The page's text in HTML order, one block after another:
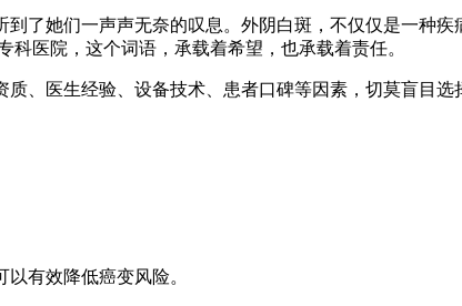
了她们一声声无奈的叹息。外阴白斑，不仅仅是一种
医院，这个词语，承载着希望，也承载着责任。
、医生经验、设备技术、患者口碑等因素，切莫盲目
有效降低癌变风险。